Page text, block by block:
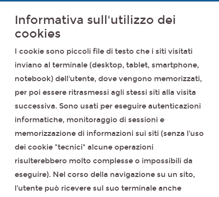
Informativa sull'utilizzo dei
cookies
I cookie sono piccoli file di testo che i siti visitati
inviano al terminale (desktop, tablet, smartphone,
notebook) dell'utente, dove vengono memorizzati,
per poi essere ritrasmessi agli stessi siti alla visita
successiva. Sono usati per eseguire autenticazioni
informatiche, monitoraggio di sessioni e
memorizzazione di informazioni sui siti (senza l'uso
dei cookie "tecnici" alcune operazioni
risulterebbero molto complesse o impossibili da
eseguire). Nel corso della navigazione su un sito,
l'utente può ricevere sul suo terminale anche